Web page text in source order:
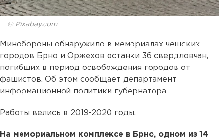
© Pixabay.com
Минобороны обнаружило в мемориалах чешских
городов Брно и Оржехов останки 36 свердловчан,
погибших в период освобождения городов от
фашистов. Об этом сообщает департамент
информационной политики губернатора.
Работы велись в 2019-2020 годы.
На мемориальном комплексе в Брно, одном из 14